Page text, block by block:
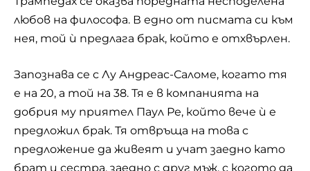
любов на философа. В едно от писмата си към
нея, той ѝ предлага брак, който е отхвърлен.
Запознава се с Лу Андреас-Саломе, когато тя
е на 20, а той на 38. Тя е в компанията на
добрия му приятел Паул Ре, който вече ѝ е
предложил брак. Тя отвръща на това с
предложение да живеят и учат заедно като
брат и сестра, заедно с друг мъж, с когото да